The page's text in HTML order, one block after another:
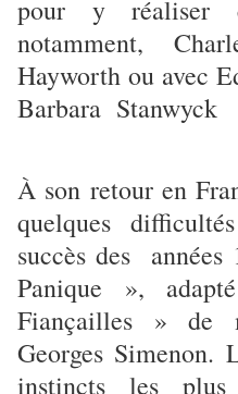
pour y réaliser
notamment,
Hayworth ou avec
Barbara Stanwyck
À son retour en
quelques
succès des
Panique »,
Fiançailles »
Georges Simenon.
instincts les